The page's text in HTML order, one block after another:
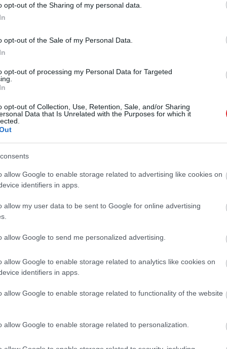
opt-out of the Sharing of my personal data.
opt-out of the Sale of my Personal Data.
opt-out of processing my Personal Data for Targeted
opt-out of Collection, Use, Retention, Sale, and/or Sharing
Data that Is Unrelated with the Purposes for which it
allow Google to enable storage related to advertising like cookies on
identifiers in apps.
allow my user data to be sent to Google for online advertising
allow Google to send me personalized advertising.
allow Google to enable storage related to analytics like cookies on
identifiers in apps.
allow Google to enable storage related to functionality of the website
allow Google to enable storage related to personalization.
spēlē, jo 2002. gadā Āfrikas
ar vēsturisku 1:0 uzvaru pār tā brīža
vēsturiskās saiknes. Francijai šis
kamēr Senegāla sasniedza
Turcijai.
sāk kā galvenā favorīte, kas
divos finālturnīros, bet Senegāla
Lai gan finālspēlē “lauvas”
skandalozā spēlē viņi uz brīdi atstāja
piespriests tehniskais zaudējums
pēdējos gados nostiprinājušies
Pēdējās pārbaudes spēlēs Amerikā gan
ASV un 0:0 pret Saūda Arābiju. Arī
turnīra sasniegšanu būs
pie rezultatīva snieguma un līdz
vismaz vienus vārtus 17 spēlēs pēc
spēlējusi ļoti pārliecinoši,
pārbaudes spēlēs tika
un Ziemeļīrija (3:1), taču klupiens tika
Kotdivuāru (1:2). Francijas futbols šobrīd
ar Kiljanu Mbapē priekšgalā, bet arī